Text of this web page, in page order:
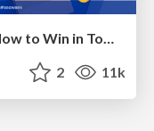
The State of eCommerce SEO: How to Win in Today's Products SERPs - #SEOweek
2 11k